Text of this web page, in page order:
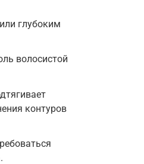
глубоким
волосистой
контуров